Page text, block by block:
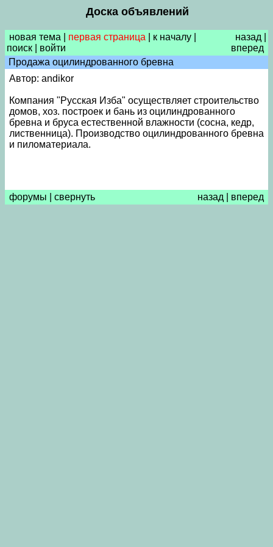
Доска объявлений
новая тема первая страница к началу
поиск
войти
назад
вперед
Продажа оцилиндрованного бревна
Автор: andikor
Компания "Русская Изба" осуществляет строительство
домов, хоз. построек и бань из оцилиндрованного
бревна и бруса естественной влажности (сосна, кедр,
лиственница). Производство оцилиндрованного бревна
и пиломатериала.
форумы свернуть назад вперед